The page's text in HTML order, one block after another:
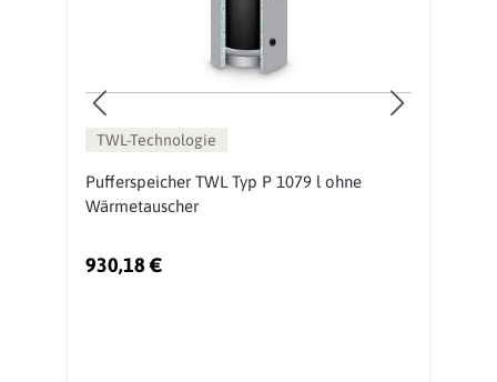
TWL-Technologie
Pufferspeicher TWL Typ P 1079 l ohne
Wärmetauscher
930,18 €